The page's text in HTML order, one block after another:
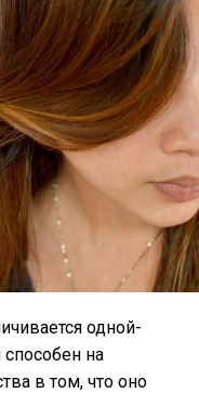
одной-
на
в том, что оно